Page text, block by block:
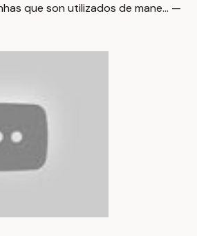
que son utilizados de mane… —